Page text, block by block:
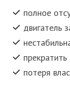
полное
двигатель
потеря